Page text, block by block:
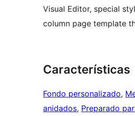
Visual Editor, special
column page template
Características
Fondo personalizado,
anidados, Preparado